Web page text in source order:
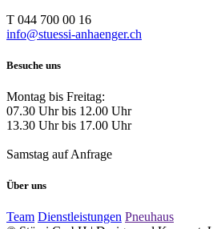
T 044 700 00 16
info@stuessi-anhaenger.ch
Besuche uns
Montag bis Freitag:
07.30 Uhr bis 12.00 Uhr
13.30 Uhr bis 17.00 Uhr
Samstag auf Anfrage
Über uns
Team Dienstleistungen Pneuhaus